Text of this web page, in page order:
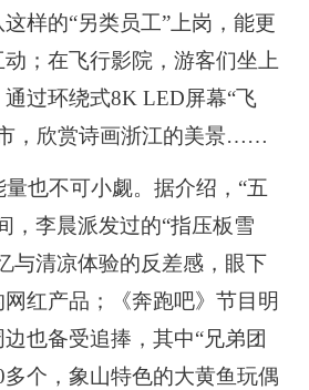
样的“另类员工”上岗，能更
；在飞行影院，游客们坐上
过环绕式8K LED屏幕“飞
，欣赏诗画浙江的美景……
也不可小觑。据介绍，“五
，李晨派发过的“指压板雪
与清凉体验的反差感，眼下
红产品；《奔跑吧》节目明
也备受追捧，其中“兄弟团
多个，象山特色的大黄鱼玩偶